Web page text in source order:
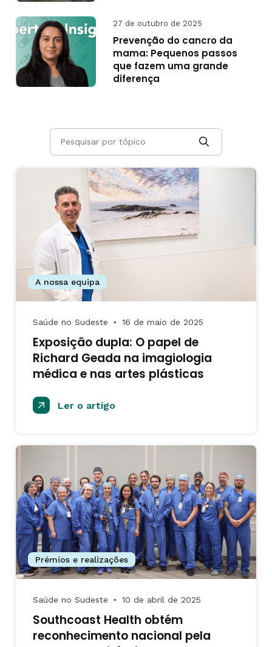
27 de outubro de 2025
Prevenção do cancro da
mama: Pequenos passos
que fazem uma grande
diferença
A nossa equipa
Saúde no Sudeste ● 16 de maio de 2025
Exposição dupla: O papel de
Richard Geada na imagiologia
médica e nas artes plásticas
Ler o artigo
Prémios e realizações
Saúde no Sudeste ● 10 de abril de 2025
Southcoast Health obtém
reconhecimento nacional pela